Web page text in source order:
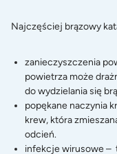
Najczęściej brązowy
zanieczyszczenia
powietrza może
do wydzielania się
popękane naczynia
krew, która
odcień.
infekcje wirusowe –